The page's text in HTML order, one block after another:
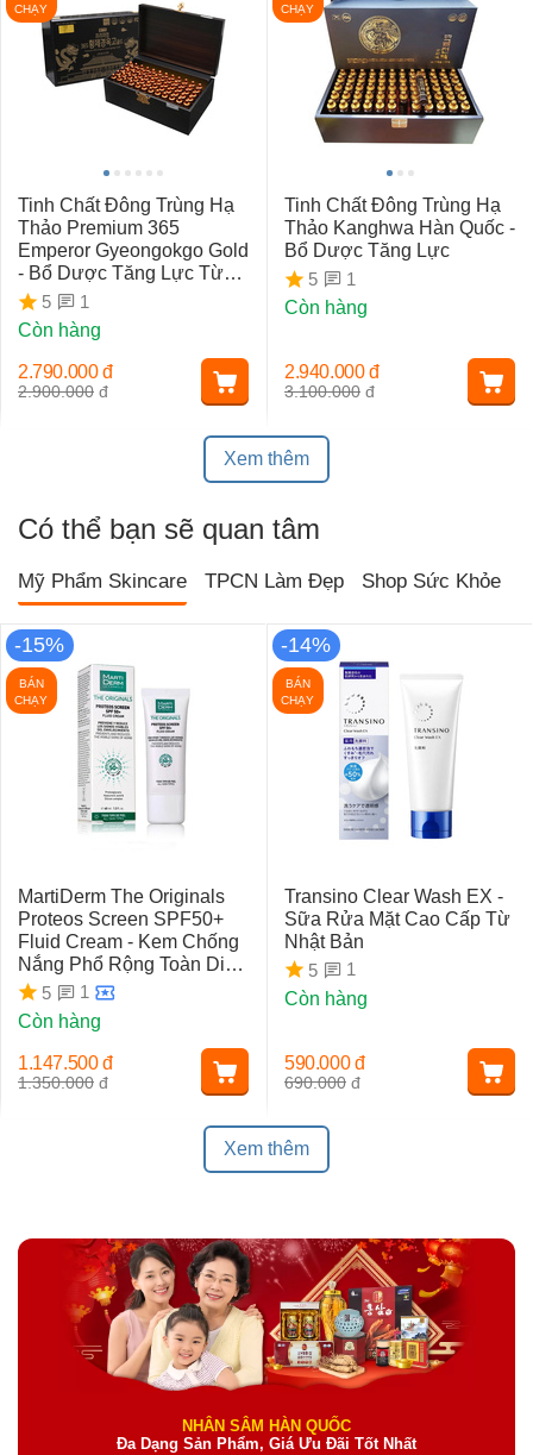
CHẠY
Tinh Chất Đông Trùng Hạ
Thảo Premium 365
Emperor Gyeongokgo Gold
- Bổ Dược Tăng Lực Từ
Hàn Quốc
5
1
Còn hàng
2.900.000 đ
2.790.000 đ
CHẠY
Tinh Chất Đông Trùng Hạ
Thảo Kanghwa Hàn Quốc -
Bổ Dược Tăng Lực
5
1
Còn hàng
3.100.000 đ
2.940.000 đ
Xem thêm
Có thể bạn sẽ quan tâm
Mỹ Phẩm Skincare TPCN Làm Đẹp Shop Sức Khỏe
-15%
BÁN
CHẠY
MartiDerm The Originals
Proteos Screen SPF50+
Fluid Cream - Kem Chống
Nắng Phổ Rộng Toàn Diện
Ngừa Lão Hóa, Nám Da
5
1
Còn hàng
1.350.000 đ
1.147.500 đ
-14%
BÁN
CHẠY
Transino Clear Wash EX -
Sữa Rửa Mặt Cao Cấp Từ
Nhật Bản
5
1
Còn hàng
690.000 đ
590.000 đ
Xem thêm
NHÂN SÂM HÀN QUỐC
Đa Dạng Sản Phẩm, Giá Ưu Đãi Tốt Nhất